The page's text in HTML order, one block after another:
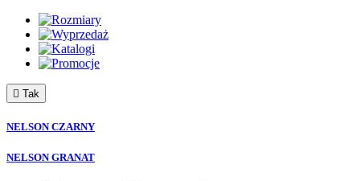
 Tak
NELSON CZARNY
NELSON GRANAT